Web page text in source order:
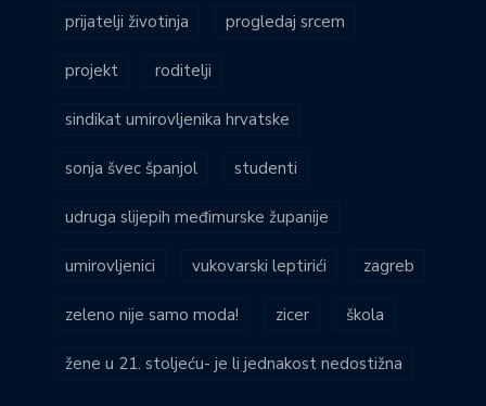
prijatelji životinja progledaj srcem
projekt roditelji
sindikat umirovljenika hrvatske
sonja švec španjol studenti
udruga slijepih međimurske županije
umirovljenici vukovarski leptirići zagreb
zeleno nije samo moda! zicer škola
žene u 21. stoljeću- je li jednakost nedostižna